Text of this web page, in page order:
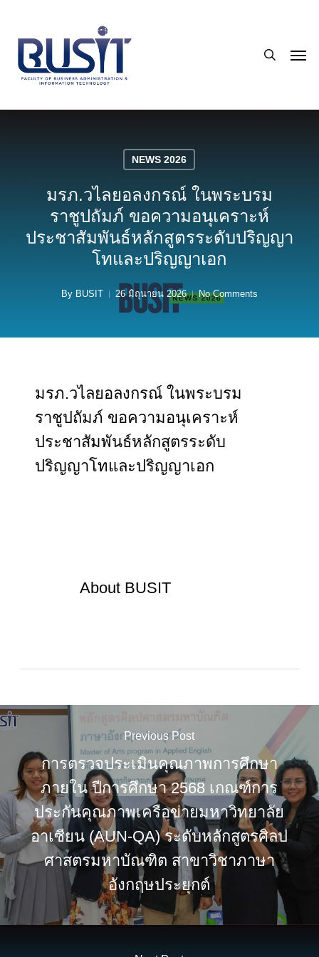
main
content
NEWS 2026
มรภ.วไลยอลงกรณ์ ในพระบรม
ราชูปถัมภ์ ขอความอนุเคราะห์
ประชาสัมพันธ์หลักสูตรระดับปริญญา
โทและปริญญาเอก
By BUSIT 26 มิถุนายน 2026 No Comments
มรภ.วไลยอลงกรณ์ ในพระบรม
ราชูปถัมภ์ ขอความอนุเคราะห์
ประชาสัมพันธ์หลักสูตรระดับ
ปริญญาโทและปริญญาเอก
AboutBUSIT
Previous Post
การตรวจประเมินคุณภาพการศึกษา
ภายใน ปีการศึกษา 2568 เกณฑ์การ
ประกันคุณภาพเครือข่ายมหาวิทยาลัย
อาเซียน (AUN-QA) ระดับหลักสูตรศิลป
ศาสตรมหาบัณฑิต สาขาวิชาภาษา
อังกฤษประยุกต์